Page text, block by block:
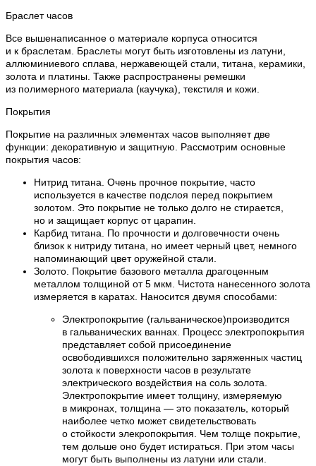
Браслет часов
Все вышенаписанное о материале корпуса относится
и к браслетам. Браслеты могут быть изготовлены из латуни,
аллюминиевого сплава, нержавеющей стали, титана, керамики,
золота и платины. Также распространены ремешки
из полимерного материала (каучука), текстиля и кожи.
Покрытия
Покрытие на различных элементах часов выполняет две
функции: декоративную и защитную. Рассмотрим основные
покрытия часов:
Нитрид титана. Очень прочное покрытие, часто
используется в качестве подслоя перед покрытием
золотом. Это покрытие не только долго не стирается,
но и защищает корпус от царапин.
Карбид титана. По прочности и долговечности очень
близок к нитриду титана, но имеет черный цвет, немного
напоминающий цвет оружейной стали.
Золото. Покрытие базового металла драгоценным
металлом толщиной от 5 мкм. Чистота нанесенного золота
измеряется в каратах. Наносится двумя способами:
Электропокрытие (гальваническое)производится
в гальванических ваннах. Процесс электропокрытия
представляет собой присоединение
освободившихся положительно заряженных частиц
золота к поверхности часов в результате
электрического воздействия на соль золота.
Электропокрытие имеет толщину, измеряемую
в микронах, толщина — это показатель, который
наиболее четко может свидетельствовать
о стойкости элекропокрытия. Чем толще покрытие,
тем дольше оно будет истираться. При этом часы
могут быть выполнены из латуни или стали.